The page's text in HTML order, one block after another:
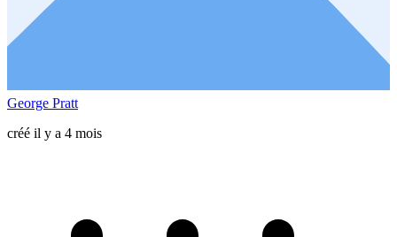
George Pratt
créé il y a 4 mois